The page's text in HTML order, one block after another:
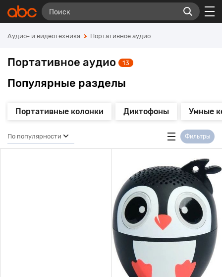
Аудио- и видеотехника Портативное аудио
Портативное аудио 13
Популярные разделы
Портативные колонки Диктофоны Умные
По популярности Фильтры